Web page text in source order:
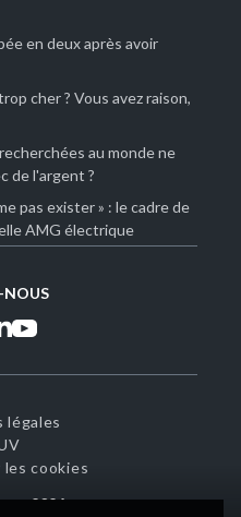
en deux après avoir
cher ? Vous avez raison,
au monde ne
de l'argent ?
pas exister » : le cadre de
AMG électrique
NOUS
légales
cookies
-2026